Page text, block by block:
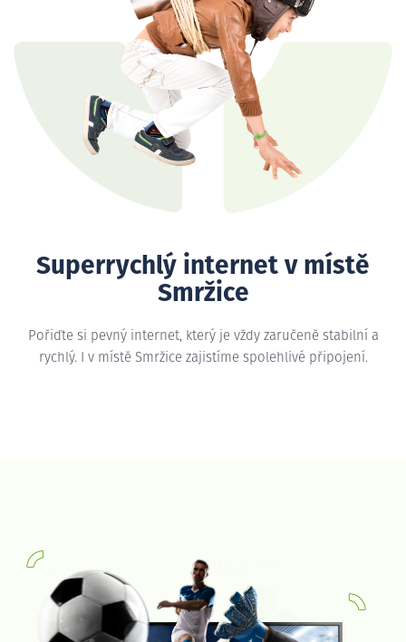
Superrychlý internet v místě
Smržice
Pořiďte si pevný internet, který je vždy zaručeně stabilní a
rychlý. I v místě Smržice zajistíme spolehlivé připojení.